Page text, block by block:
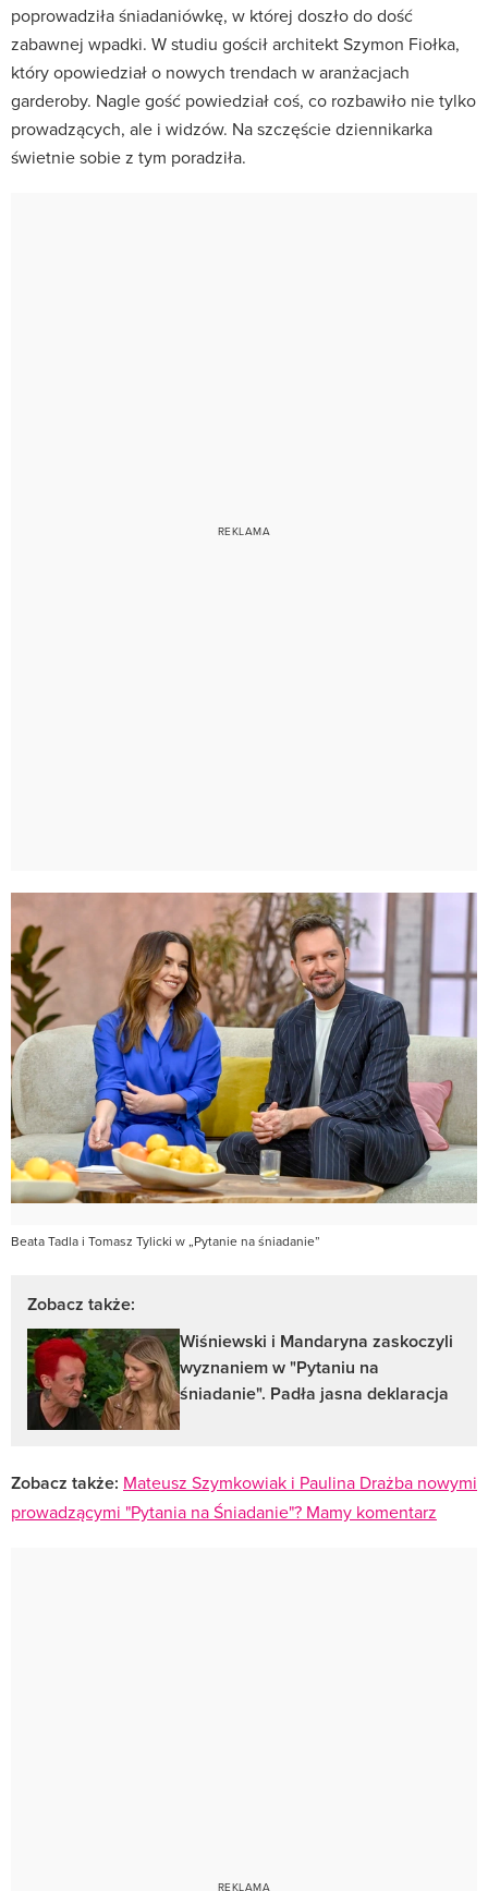
poprowadziła śniadaniówkę, w której doszło do dość
zabawnej wpadki. W studiu gościł architekt Szymon Fiołka,
który opowiedział o nowych trendach w aranżacjach
garderoby. Nagle gość powiedział coś, co rozbawiło nie tylko
prowadzących, ale i widzów. Na szczęście dziennikarka
świetnie sobie z tym poradziła.
Beata Tadla i Tomasz Tylicki w „Pytanie na śniadanie”
Zobacz także:
Wiśniewski i Mandaryna zaskoczyli
wyznaniem w "Pytaniu na
śniadanie". Padła jasna deklaracja
Zobacz także: Mateusz Szymkowiak i Paulina Drażba nowymi
prowadzącymi "Pytania na Śniadanie"? Mamy komentarz